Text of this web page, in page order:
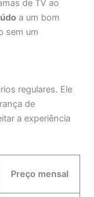
de TV ao
a um bom
sem um
regulares. Ele
de
a experiência
Preço mensal